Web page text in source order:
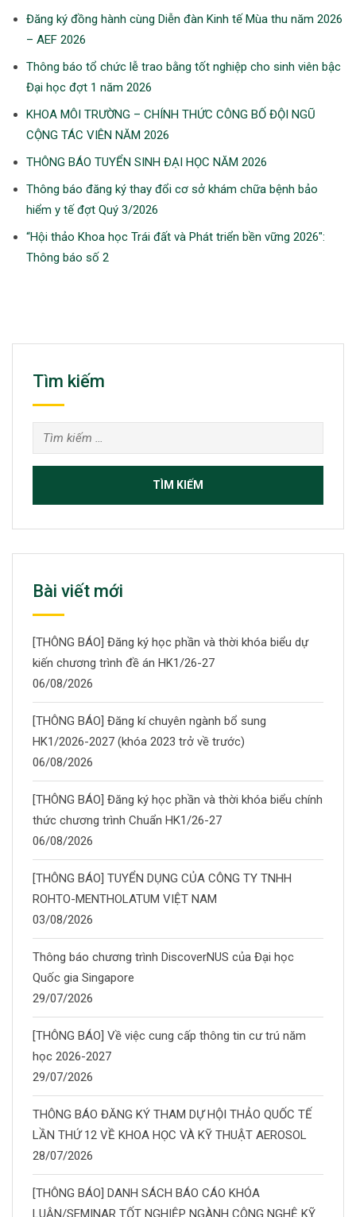
Đăng ký đồng hành cùng Diễn đàn Kinh tế Mùa thu năm 2026
– AEF 2026
Thông báo tổ chức lễ trao bằng tốt nghiệp cho sinh viên bậc
Đại học đợt 1 năm 2026
KHOA MÔI TRƯỜNG – CHÍNH THỨC CÔNG BỐ ĐỘI NGŨ
CỘNG TÁC VIÊN NĂM 2026
THÔNG BÁO TUYỂN SINH ĐẠI HỌC NĂM 2026
Thông báo đăng ký thay đổi cơ sở khám chữa bệnh bảo
hiểm y tế đợt Quý 3/2026
“Hội thảo Khoa học Trái đất và Phát triển bền vững 2026″:
Thông báo số 2
Tìm kiếm
Tìm
kiếm
Bài viết mới
[THÔNG BÁO] Đăng ký học phần và thời khóa biểu dự
kiến chương trình đề án HK1/26-27
06/08/2026
[THÔNG BÁO] Đăng kí chuyên ngành bổ sung
HK1/2026-2027 (khóa 2023 trở về trước)
06/08/2026
[THÔNG BÁO] Đăng ký học phần và thời khóa biểu chính
thức chương trình Chuẩn HK1/26-27
06/08/2026
[THÔNG BÁO] TUYỂN DỤNG CỦA CÔNG TY TNHH
ROHTO-MENTHOLATUM VIỆT NAM
03/08/2026
Thông báo chương trình DiscoverNUS của Đại học
Quốc gia Singapore
29/07/2026
[THÔNG BÁO] Về việc cung cấp thông tin cư trú năm
học 2026-2027
29/07/2026
THÔNG BÁO ĐĂNG KÝ THAM DỰ HỘI THẢO QUỐC TẾ
LẦN THỨ 12 VỀ KHOA HỌC VÀ KỸ THUẬT AEROSOL
28/07/2026
[THÔNG BÁO] DANH SÁCH BÁO CÁO KHÓA
LUẬN/SEMINAR TỐT NGHIỆP NGÀNH CÔNG NGHỆ KỸ